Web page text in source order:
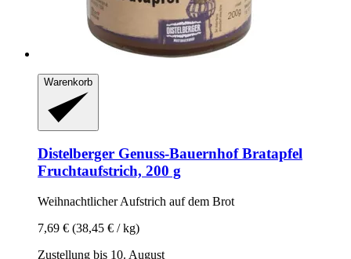
Warenkorb
Distelberger Genuss-BauernhofBratapfel
Fruchtaufstrich, 200 g
Weihnachtlicher Aufstrich auf dem Brot
7,69 € (38,45 € / kg)
Zustellung bis 10. August